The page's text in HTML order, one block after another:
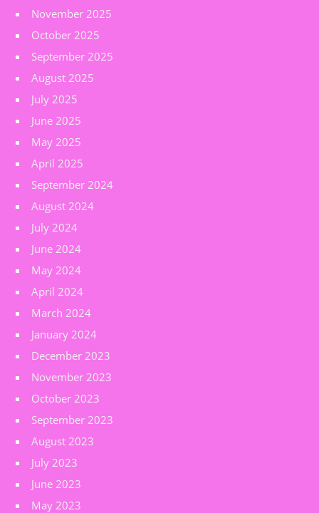
November 2025
October 2025
September 2025
August 2025
July 2025
June 2025
May 2025
April 2025
September 2024
August 2024
July 2024
June 2024
May 2024
April 2024
March 2024
January 2024
December 2023
November 2023
October 2023
September 2023
August 2023
July 2023
June 2023
May 2023